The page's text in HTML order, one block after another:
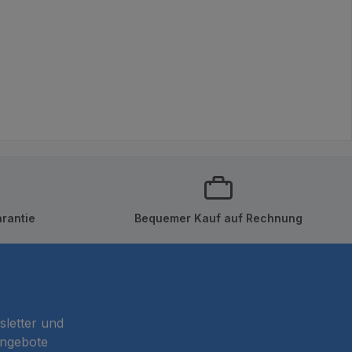
Bequemer Kauf auf Rechnung
und